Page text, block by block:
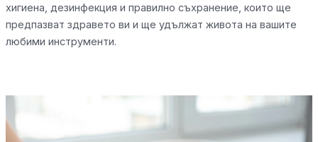
хигиена, дезинфекция и правилно съхранение, които ще
предпазват здравето ви и ще удължат живота на вашите
любими инструменти.